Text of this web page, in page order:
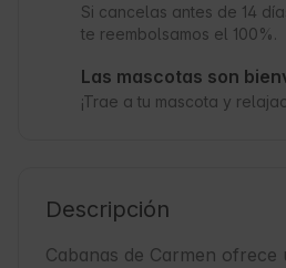
Si cancelas antes de 14
te reembolsamos el 100%.
Las mascotas son
¡Trae a tu mascota y
Descripción
Cabanas de Carmen